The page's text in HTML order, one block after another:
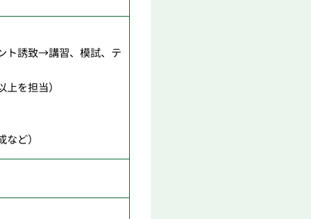
ト誘致→講習、模試、テ
を担当）
ど）